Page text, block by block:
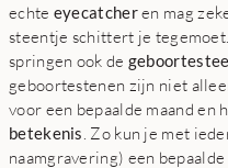
echte eyecatcheren mag
steentje schittert je
springen ook de
geboortestenen zijn niet
voor een bepaalde maand en
betekenis . Zo kun je met
naamgravering) een